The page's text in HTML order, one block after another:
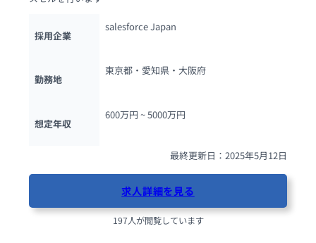
採用企業
salesforce Japan
勤務地
東京都・愛知県・大阪府
想定年収
600万円 ~ 5000万円
最終更新日：2025年5月12日
求人詳細を見る
197人が閲覧しています